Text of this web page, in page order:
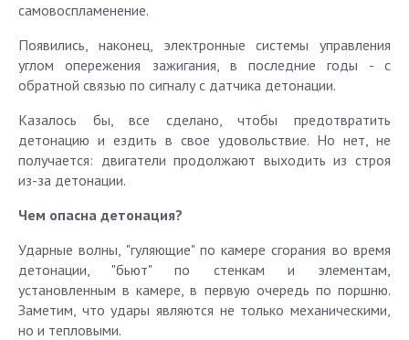
самовоспламенение.
Появились, наконец, электронные системы управления
углом опережения зажигания, в последние годы - с
обратной связью по сигналу с датчика детонации.
Казалось бы, все сделано, чтобы предотвратить
детонацию и ездить в свое удовольствие. Но нет, не
получается: двигатели продолжают выходить из строя
из-за детонации.
Чем опасна детонация?
Ударные волны, "гуляющие" по камере сгорания во время
детонации, "бьют" по стенкам и элементам,
установленным в камере, в первую очередь по поршню.
Заметим, что удары являются не только механическими,
но и тепловыми.